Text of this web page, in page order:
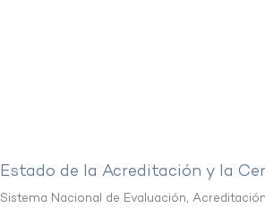
Estado de la Acreditación y la
Sistema Nacional de Evaluación,